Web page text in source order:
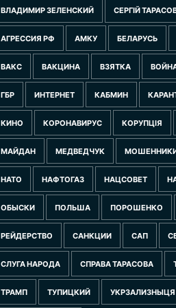
ВЛАДИМИР ЗЕЛЕНСКИЙ СЕРГІЙ
АГРЕССИЯ РФ АМКУ БЕЛАРУСЬ
ВАКС ВАКЦИНА ВЗЯТКА
ГБР ИНТЕРНЕТ КАБМИН
КИНО КОРОНАВИРУС КОРУПЦІЯ
МАЙДАН МЕДВЕДЧУК
НАТО НАФТОГАЗ НАЦСОВЕТ
ОБЫСКИ ПОЛЬША ПОРОШЕНКО
РЕЙДЕРСТВО САНКЦИИ САП
СЛУГА НАРОДА СПРАВА ТАРАСОВА
ТРАМП ТУПИЦКИЙ УКРЗАЛИЗНЫЦЯ